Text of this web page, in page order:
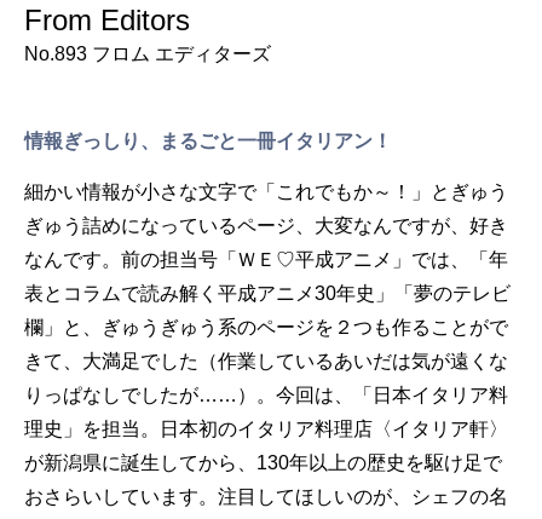
From Editors
No.893 フロム エディターズ
情報ぎっしり、まるごと一冊イタリアン！
細かい情報が小さな文字で「これでもか～！」とぎゅう
ぎゅう詰めになっているページ、大変なんですが、好き
なんです。前の担当号「ＷＥ♡平成アニメ」では、「年
表とコラムで読み解く平成アニメ30年史」「夢のテレビ
欄」と、ぎゅうぎゅう系のページを２つも作ることがで
きて、大満足でした（作業しているあいだは気が遠くな
りっぱなしでしたが……）。今回は、「日本イタリア料
理史」を担当。日本初のイタリア料理店〈イタリア軒〉
が新潟県に誕生してから、130年以上の歴史を駆け足で
おさらいしています。注目してほしいのが、シェフの名